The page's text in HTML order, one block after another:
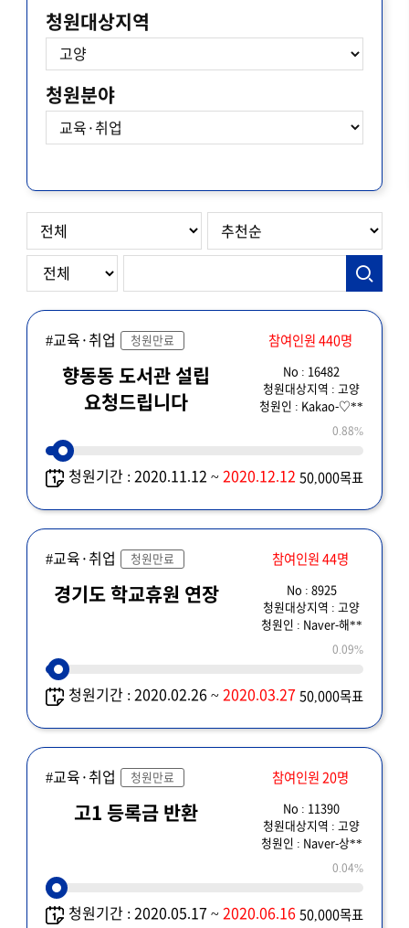
청원대상지역
청원분야
#교육·취업 청원만료 참여인원 440명
향동동 도서관 설립
요청드립니다
No : 16482
청원대상지역 : 고양
청원인 : Kakao-♡**
0.88%
청원기간 : 2020.11.12 ~2020.12.12 50,000목표
#교육·취업 청원만료 참여인원 44명
경기도 학교휴원 연장
No : 8925
청원대상지역 : 고양
청원인 : Naver-해**
0.09%
청원기간 : 2020.02.26 ~2020.03.27 50,000목표
#교육·취업 청원만료 참여인원 20명
고1 등록금 반환
No : 11390
청원대상지역 : 고양
청원인 : Naver-상**
0.04%
청원기간 : 2020.05.17 ~2020.06.16 50,000목표